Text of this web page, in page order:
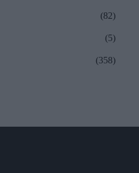
(82)
(5)
(358)